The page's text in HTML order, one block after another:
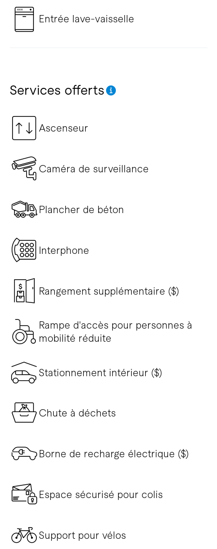
Entrée lave-vaisselle
Services offerts
Ascenseur
Caméra de surveillance
Plancher de béton
Interphone
Rangement supplémentaire ($)
Rampe d'accès pour personnes à
mobilité réduite
Stationnement intérieur ($)
Chute à déchets
Borne de recharge électrique ($)
Espace sécurisé pour colis
Support pour vélos